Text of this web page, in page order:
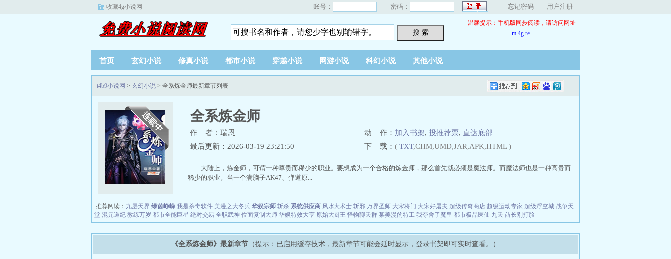
收藏4g小说网 账号： 密码： 忘记密码 用户注册
搜 索
温馨提示：手机版同步阅读，请访问网址
m.4g.re
首页 玄幻小说 修真小说 都市小说 穿越小说 网游小说 科幻小说 其他小说
t4b9小说网 > 玄幻小说 > 全系炼金师最新章节列表
全系炼金师
作 者：瑞恩 动 作： 加入书架, 投推荐票, 直达底部
最后更新：2026-03-19 23:21:50
下 载： ( TXT,CHM,UMD,JAR,APK,HTML )
大陆上，炼金师，可谓一种尊贵而稀少的职业。要想成为一个合格的炼金师，那么首先就必须是魔法师。而魔法师也是一种高贵而
稀少的职业。当一个满脑子AK47、弹道原...
推荐阅读： 九层天界 绿茵峥嵘 我是杀毒软件 美漫之大冬兵 华娱宗师 斩杀 系统供应商 风水大术士 斩邪 万界圣师 大宋将门 大宋好屠夫 超级传奇商店 超级运动专家 超级浮空城 战争天
堂 混元道纪 教练万岁 都市全能巨星 绝对交易 全职武神 位面复制大师 华娱特效大亨 原始大厨王 怪物聊天群 某美漫的特工 我夺舍了魔皇 都市极品医仙 九天 酋长别打脸
《全系炼金师》最新章节 （提示：已启用缓存技术，最新章节可能会延时显示，登录书架即可实时查看。）